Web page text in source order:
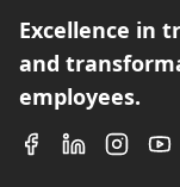
Excellence in
and
employees.